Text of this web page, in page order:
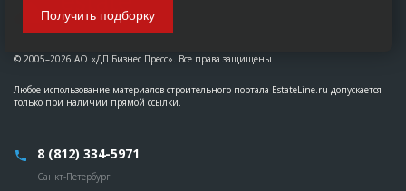
© 2005–2026 АО «ДП Бизнес Пресс». Все права защищены
Любое использование материалов строительного портала EstateLine.ru допускается
только при наличии прямой ссылки.
8 (812) 334-5971
Санкт-Петербург
Получить подборку